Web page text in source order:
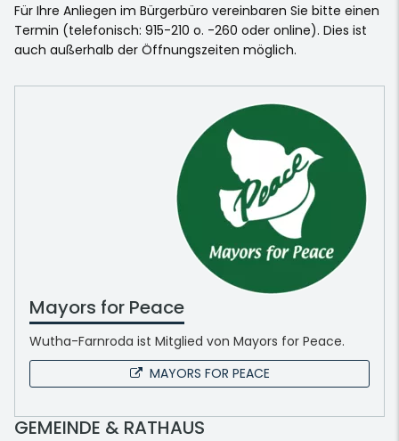
Für Ihre Anliegen im Bürgerbüro vereinbaren Sie bitte einen
Termin (telefonisch: 915-210 o. -260 oder online). Dies ist
auch außerhalb der Öffnungszeiten möglich.
Mayors for Peace
Wutha-Farnroda ist Mitglied von Mayors for Peace.
MAYORS FOR PEACE
GEMEINDE & RATHAUS